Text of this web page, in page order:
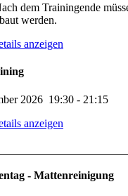
dem Trainingende
werden.
anzeigen
2026 19:30 - 21:15
anzeigen
- Mattenreinigung